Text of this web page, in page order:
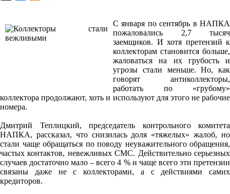
С января по сентябрь в НАПКА
пожаловались 2,7 тысяч
заемщиков. И хотя претензий к
коллекторам становится больше,
жаловаться на их грубость и
угрозы стали меньше. Но, как
говорят антиколлекторы,
работать по «грубому»
коллектора продолжают, хоть и используют для этого не рабочие
номера.
Дмитрий Теплицкий, председатель контрольного комитета
НАПКА, рассказал, что снизилась доля «тяжелых» жалоб, но
стали чаще обращаться по поводу неуважительного обращения,
частых контактов, невежливых СМС. Действительно серьезных
случаев достаточно мало – всего 4 % и чаще всего эти претензии
связаны даже не с коллекторами, а с действиями самих
кредиторов.